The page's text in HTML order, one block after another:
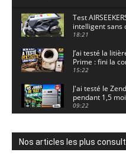
Test
intelligent sans
18:21
J’ai testé la
Prime : fini la
15:22
J'ai testé le
pendant 1,5
09:22
enregistre 24/7
11:30
Nos articles les plus